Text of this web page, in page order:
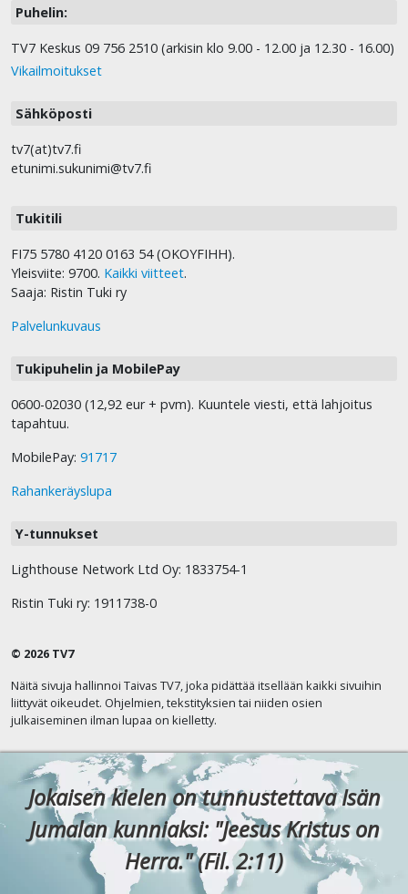
Puhelin:
TV7 Keskus 09 756 2510 (arkisin klo 9.00 - 12.00 ja 12.30 - 16.00)
Vikailmoitukset
Sähköposti
tv7(at)tv7.fi
etunimi.sukunimi@tv7.fi
Tukitili
FI75 5780 4120 0163 54 (OKOYFIHH).
Yleisviite: 9700. Kaikki viitteet.
Saaja: Ristin Tuki ry
Palvelunkuvaus
Tukipuhelin ja MobilePay
0600-02030 (12,92 eur + pvm). Kuuntele viesti, että lahjoitus
tapahtuu.
MobilePay: 91717
Rahankeräyslupa
Y-tunnukset
Lighthouse Network Ltd Oy: 1833754-1
Ristin Tuki ry: 1911738-0
© 2026 TV7
Näitä sivuja hallinnoi Taivas TV7, joka pidättää itsellään kaikki sivuihin
liittyvät oikeudet. Ohjelmien, tekstityksien tai niiden osien
julkaiseminen ilman lupaa on kielletty.
Jokaisen kielen on tunnustettava Isän
Jumalan kunniaksi: "Jeesus Kristus on
Herra." (Fil. 2:11)